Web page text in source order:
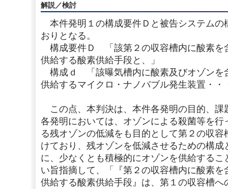
解説／検討
本件発明１の構成要件Ｄと被告システムの
おりとなる。
構成要件Ｄ 「該第２の収容槽内に酸素を
供給する酸素供給手段と、」
構成ｄ 「該曝気槽内に酸素及びオゾンを
供給するマイクロ・ナノバブル発生装置・・
この点、本判決は、本件各発明の目的、課
各発明においては、オゾンによる殺菌等を
る残オゾンの低減をも目的として第２の収
けており、残オゾンを低減させるための構
に、少なくとも積極的にオゾンを供給する
い旨指摘して、「『第２の収容槽内に酸素
供給する酸素供給手段』は、第１の収容槽